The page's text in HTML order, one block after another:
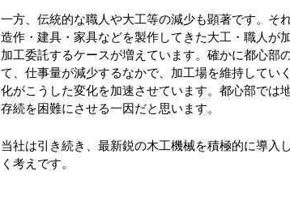
一方、伝統的な職人や大工等の減少も顕著です。そ
造作・建具・家具などを製作してきた大工・職人が
加工委託するケースが増えています。確かに都心部
て、仕事量が減少するなかで、加工場を維持してい
化がこうした変化を加速させています。都心部では
存続を困難にさせる一因だと思います。
当社は引き続き、最新鋭の木工機械を積極的に導入
く考えです。